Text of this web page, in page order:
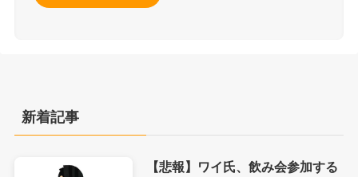
新着記事
【悲報】ワイ氏、飲み会参加する